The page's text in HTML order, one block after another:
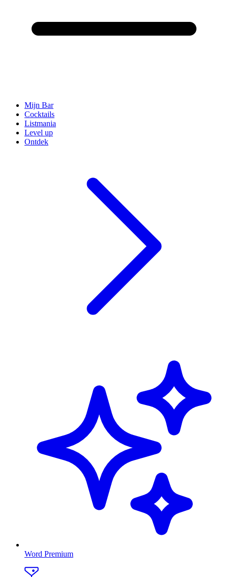
Mijn Bar
Cocktails
Listmania
Level up
Ontdek
Word Premium